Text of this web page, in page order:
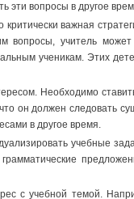
эти вопросы в другое
важная
учитель
ученикам. Этих
Необходимо
он должен следовать
в другое время.
учебные
с учебной темой.